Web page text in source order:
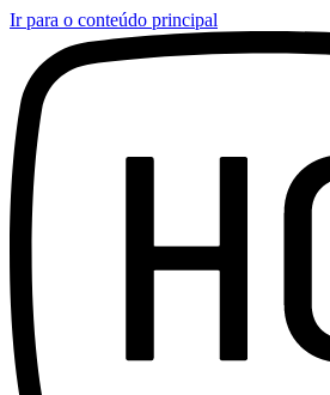
Ir para o conteúdo principal